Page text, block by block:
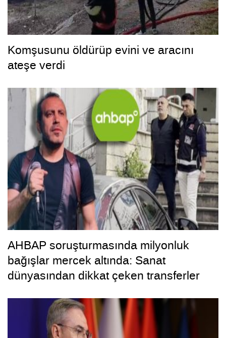
Komşusunu öldürüp evini ve aracını
ateşe verdi
AHBAP soruşturmasında milyonluk
bağışlar mercek altında: Sanat
dünyasından dikkat çeken transferler